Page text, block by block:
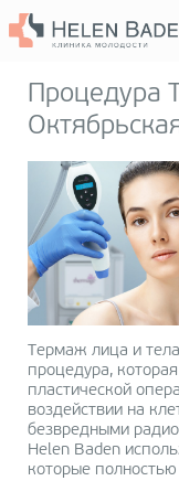
Процедура
Термаж лица и
процедура,
пластической
воздействии на
безвредными
Helen Baden
которые